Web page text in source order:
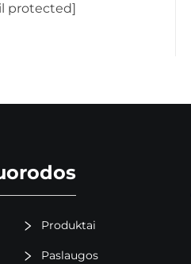
protected]
Produktai
Paslaugos